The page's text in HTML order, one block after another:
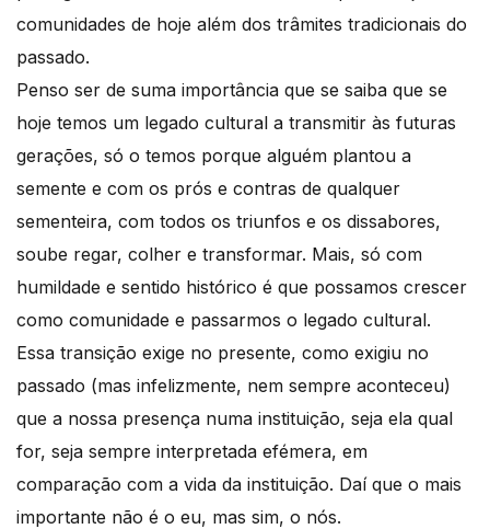
comunidades de hoje além dos trâmites tradicionais do
passado.
Penso ser de suma importância que se saiba que se
hoje temos um legado cultural a transmitir às futuras
gerações, só o temos porque alguém plantou a
semente e com os prós e contras de qualquer
sementeira, com todos os triunfos e os dissabores,
soube regar, colher e transformar. Mais, só com
humildade e sentido histórico é que possamos crescer
como comunidade e passarmos o legado cultural.
Essa transição exige no presente, como exigiu no
passado (mas infelizmente, nem sempre aconteceu)
que a nossa presença numa instituição, seja ela qual
for, seja sempre interpretada efémera, em
comparação com a vida da instituição. Daí que o mais
importante não é o eu, mas sim, o nós.